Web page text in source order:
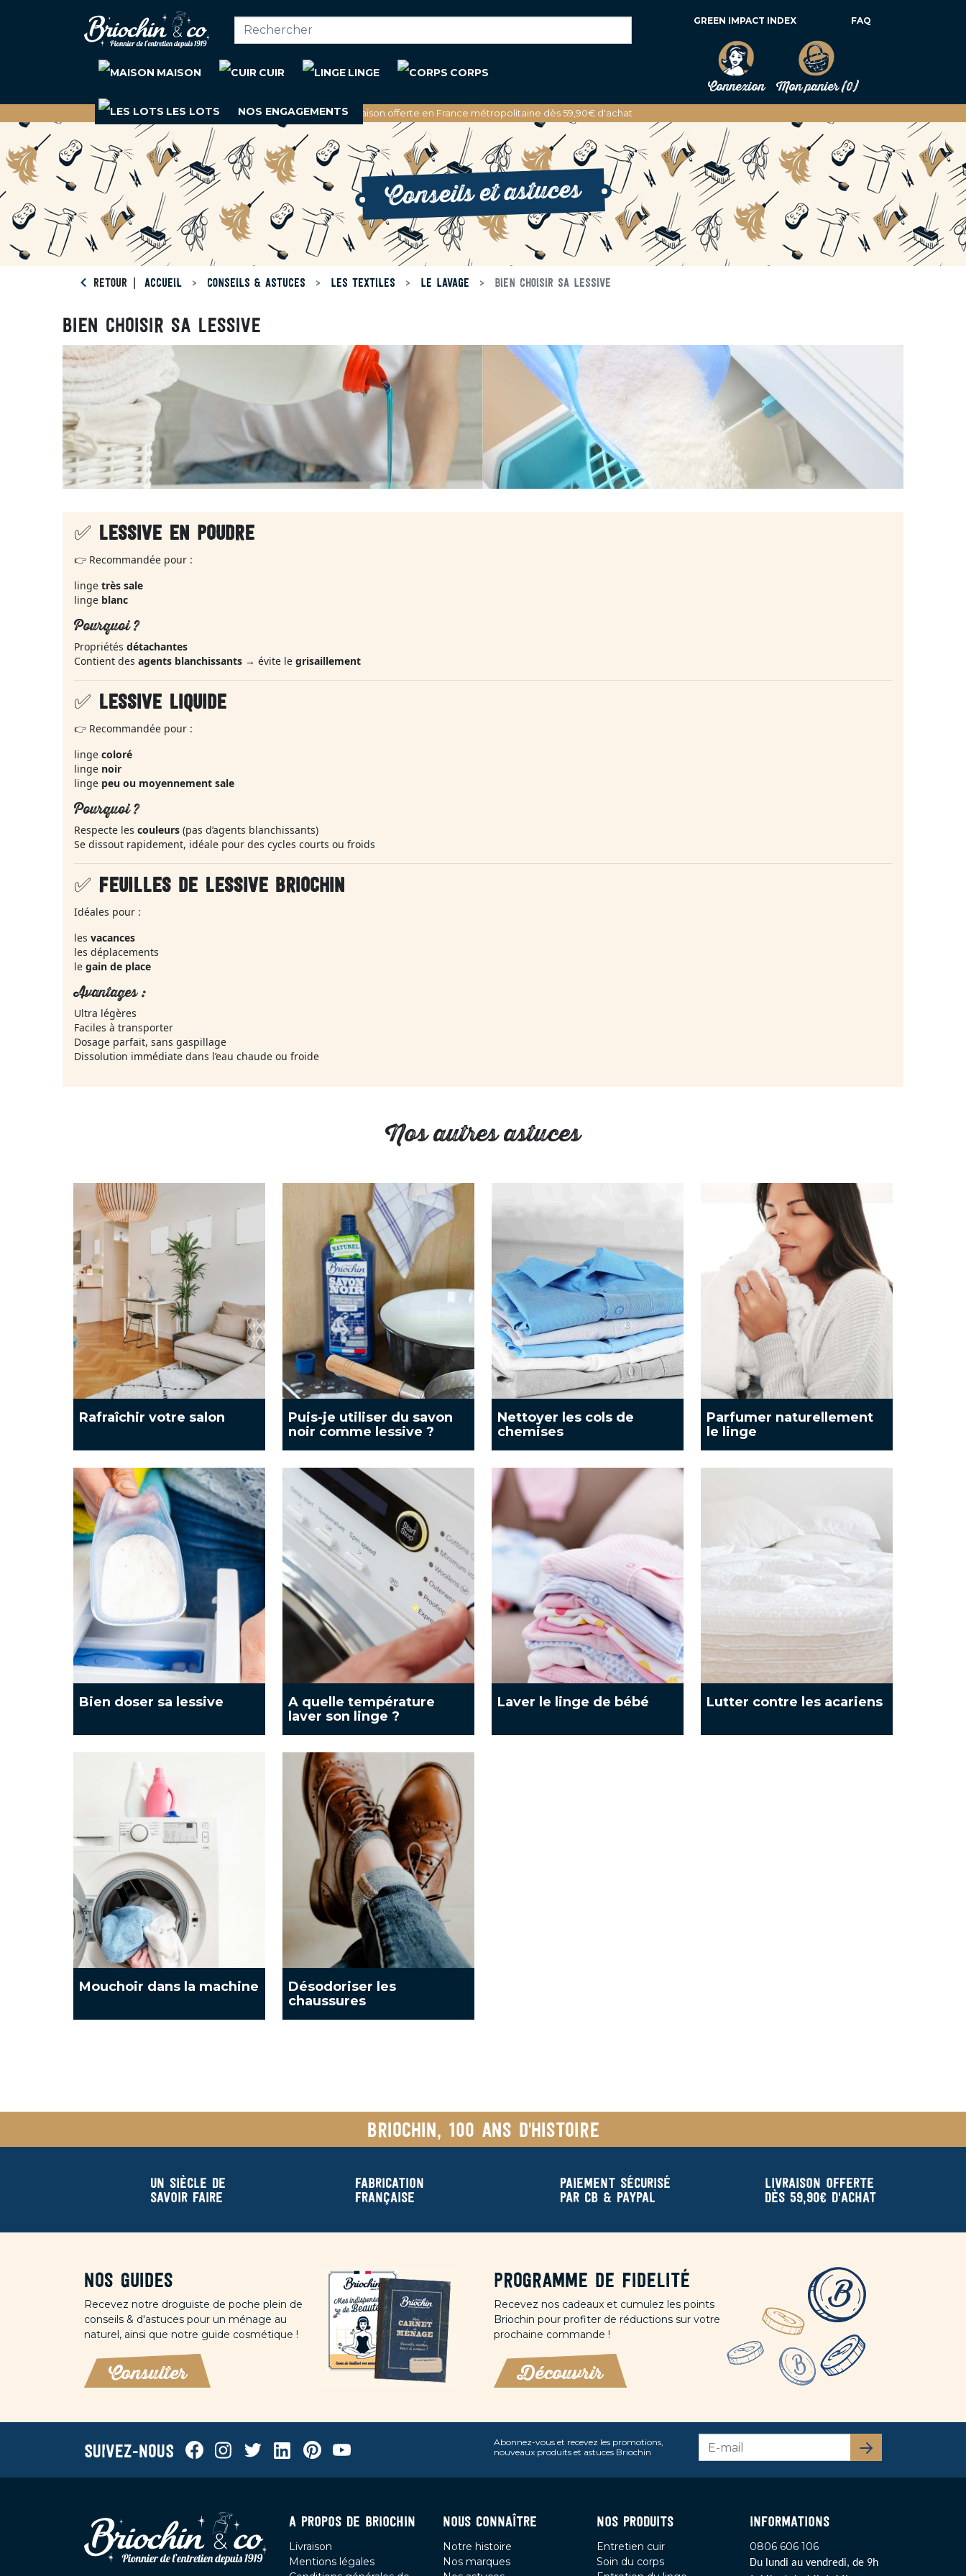
MAISON CUIR LINGE CORPS
LES LOTS NOS ENGAGEMENTS
GREEN IMPACT INDEX FAQ
Connexion Mon panier(0)
🚚 Livraison offerte en France métropolitaine dès 59,90€ d'achat
Conseils et astuces
RETOUR ACCUEIL CONSEILS & ASTUCES LES TEXTILES LE LAVAGE BIEN CHOISIR SA LESSIVE
BIEN CHOISIR SA LESSIVE
✅ LESSIVE EN POUDRE
👉 Recommandée pour :
linge très sale
linge blanc
Pourquoi ?
Propriétés détachantes
Contient des agents blanchissants → évite le grisaillement
✅ LESSIVE LIQUIDE
👉 Recommandée pour :
linge coloré
linge noir
linge peu ou moyennement sale
Pourquoi ?
Respecte les couleurs (pas d’agents blanchissants)
Se dissout rapidement, idéale pour des cycles courts ou froids
✅ FEUILLES DE LESSIVE BRIOCHIN
Idéales pour :
les vacances
les déplacements
le gain de place
Avantages :
Ultra légères
Faciles à transporter
Dosage parfait, sans gaspillage
Dissolution immédiate dans l’eau chaude ou froide
Nos autres astuces
Rafraîchir votre salon
Puis-je utiliser du savon
noir comme lessive ?
Nettoyer les cols de
chemises
Parfumer naturellement
le linge
Bien doser sa lessive
A quelle température
laver son linge ?
Laver le linge de bébé Lutter contre les acariens
Mouchoir dans la machine
Désodoriser les
chaussures
Briochin, 100 ans d'histoire
Un siècle de
savoir faire
Fabrication
française
Paiement sécurisé
par CB & Paypal
Livraison offerte
dès 59,90€ d'achat
Nos guides
Recevez notre droguiste de poche plein de
conseils & d'astuces pour un ménage au
naturel, ainsi que notre guide cosmétique !
Consulter
Programme de fidelité
Recevez nos cadeaux et cumulez les points
Briochin pour profiter de réductions sur votre
prochaine commande !
Découvrir
Suivez-nous FacebookInstagramTwitterLinkedinPinterestYoutube
Abonnez-vous et recevez les promotions,
nouveaux produits et astuces Briochin
S’abonner
A PROPOS DE BRIOCHIN
Livraison
Mentions légales
NOUS CONNAÎTRE
Notre histoire
Nos marques
NOS PRODUITS
Entretien cuir
Soin du corps
INFORMATIONS
0806 606 106
Du lundi au vendredi, de 9h